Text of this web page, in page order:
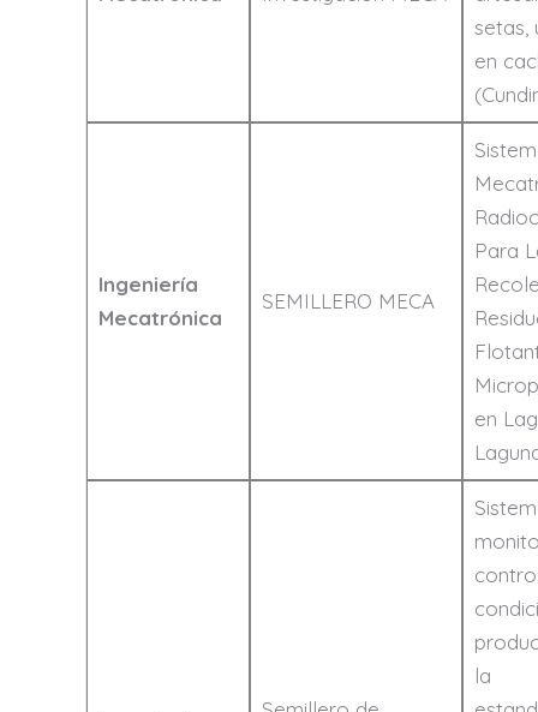
setas,
en
Ingeniería
Mecatrónica
SEMILLERO MECA
Para
en
la